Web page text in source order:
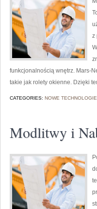
z
funkcjonalnością wnętrz. Mars-
takie jak rolety okienne. Dzięki
CATEGORIES: NOWE TECHNOLOGIE
Modlitwy i